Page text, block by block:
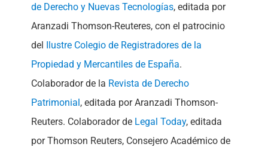
de Derecho y Nuevas Tecnologías, editada por
Aranzadi Thomson-Reuteres, con el patrocinio
del Ilustre Colegio de Registradores de la
Propiedad y Mercantiles de España.
Colaborador de la Revista de Derecho
Patrimonial, editada por Aranzadi Thomson-
Reuters. Colaborador de Legal Today, editada
por Thomson Reuters, Consejero Académico de